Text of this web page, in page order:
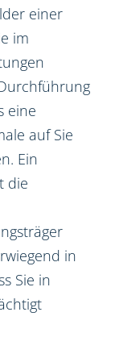
einer
im
eine
auf Sie
Ein
die
in
Sie in